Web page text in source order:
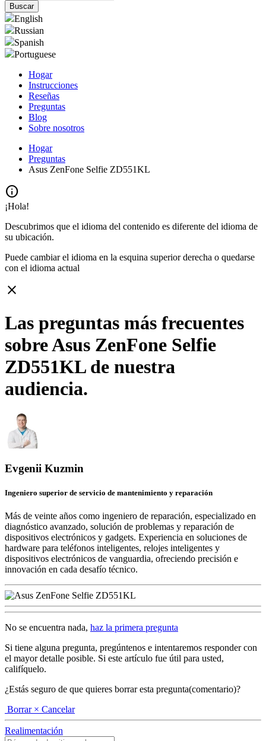
English
Russian
Spanish
Portuguese
Hogar
Instrucciones
Reseñas
Preguntas
Blog
Sobre nosotros
Hogar
Preguntas
Asus ZenFone Selfie ZD551KL
info
¡Hola!
Descubrimos que el idioma del contenido es diferente del idioma de
su ubicación.
Puede cambiar el idioma en la esquina superior derecha o quedarse
con el idioma actual
close
Las preguntas más frecuentes
sobre Asus ZenFone Selfie
ZD551KL de nuestra
audiencia.
Evgenii Kuzmin
Ingeniero superior de servicio de mantenimiento y reparación
Más de veinte años como ingeniero de reparación, especializado en
diagnóstico avanzado, solución de problemas y reparación de
dispositivos electrónicos y gadgets. Experiencia en soluciones de
hardware para teléfonos inteligentes, relojes inteligentes y
dispositivos electrónicos de vanguardia, ofreciendo precisión e
innovación en cada desafío técnico.
No se encuentra nada, haz la primera pregunta
Si tiene alguna pregunta, pregúntenos e intentaremos responder con
el mayor detalle posible. Si este artículo fue útil para usted,
califíquelo.
¿Estás seguro de que quieres borrar esta pregunta(comentario)?
Borrar × Cancelar
Realimentación